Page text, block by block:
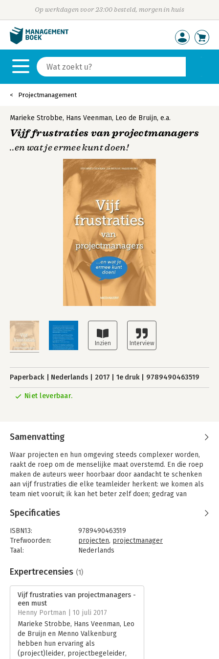
Op werkdagen voor 23:00 besteld, morgen in huis
Projectmanagement
Marieke Strobbe, Hans Veenman, Leo de Bruijn, e.a.
Vijf frustraties van projectmanagers
..en wat je ermee kunt doen!
Paperback Nederlands 2017 1e druk 9789490463519
Niet leverbaar.
Samenvatting
Waar projecten en hun omgeving steeds complexer worden,
raakt de roep om de menselijke maat overstemd. En die roep
maken de auteurs weer hoorbaar door aandacht te schenken
aan vijf frustraties die elke teamleider herkent: we komen als
team niet vooruit; ik kan het beter zelf doen; gedrag van
en het projectoverleg kost mij teveel energie.
De auteurs delen hun ervaring als (project)leider,
projectbegeleider, trainer en coach en vullen die ervaring aan
met praktische modellen. Hun doel is om frustraties te
anderen met dat signaal zijn omgegaan, zodat u de menselijke
maat in uw projecten kunt terugbrengen.
Leo, Menno, Marieke en Hans hebben elkaar in de jaren 90
leren kennen bij KPMG Consulting. Daar vervulden ze
verschillende rollen: Leo werkte bij de ERP-
implementatieadviespraktijk als senior consultant, Menno was
Project/Programma en Operations Manager, Marieke begon
als Proposal Advisor en was drie jaar PA van de CEO en Hans
was partner bij de IT-organisatieadviespraktijk.
Specificaties
ISBN13:
9789490463519
Trefwoorden:
projecten, projectmanager
Taal:
Nederlands
Aantal pagina's:
96
Druk:
Verschijningsdatum:
11-3-2017
Hoofdrubriek: Projectmanagement
Expertrecensies (1)
Vijf frustraties van projectmanagers -
een must
Henny Portman | 10 juli 2017
Marieke Strobbe, Hans Veenman, Leo
de Bruijn en Menno Valkenburg
hebben hun ervaring als
(project)leider, projectbegeleider,